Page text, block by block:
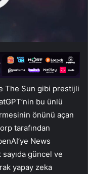
The Sun gibi prestijli
bu ünlü
önünü açan
tarafından
News
sayıda güncel ve
yapay zeka